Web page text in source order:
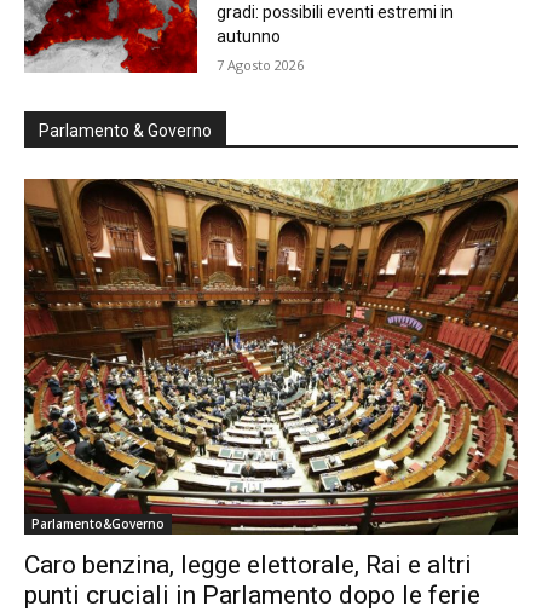
gradi: possibili eventi estremi in
autunno
7 Agosto 2026
Parlamento & Governo
Parlamento&Governo
Caro benzina, legge elettorale, Rai e altri
punti cruciali in Parlamento dopo le ferie